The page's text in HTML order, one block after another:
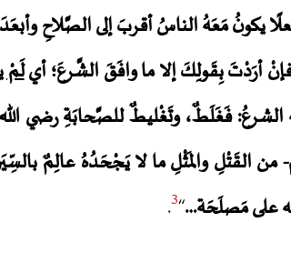
يكونُ مَعَهُ الناسُ أقربَ إلى الصَّلاحِ
أرَدْتَ بِقَولِكَ إلا ما وافَقَ الشَّرعَ؛ أيلَمْ
فَغَلَطٌ، وتَغْليطٌ للصَّحابَةِرضي
من القَتْلِ والمَثْلِ ما لا يَجْحَدُهُ عالِمٌ
على مَصلَحَة…“
3
.